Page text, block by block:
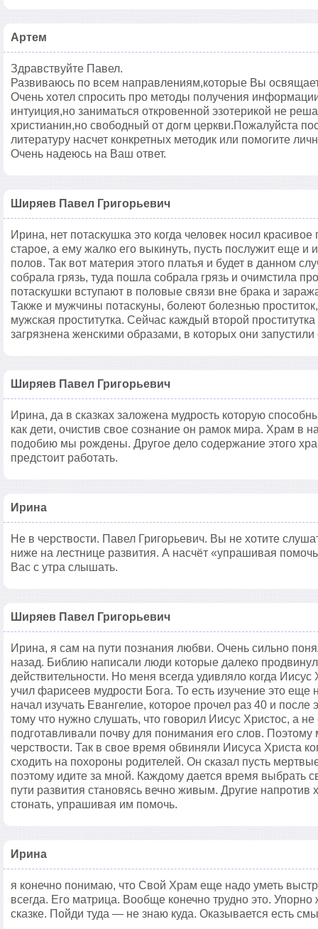
Артем
Здравствуйте Павел.
Развиваюсь по всем направлениям,которые Вы
Очень хотел спросить про методы получения
интуиция,но заниматься откровенной эзотерикой не
христианин,но свободный от догм церкви.Пожалуйста
литературу насчет конкретных методик или помогите
Очень надеюсь на Ваш ответ.
Ширяев Павел Григорьевич
Ирина, нет потаскушка это когда человек носил
старое, а ему жалко его выкинуть, пусть послужит еще и
полов. Так вот материя этого платья и будет в данном
собрала грязь, туда пошла собрала грязь и очимстила
потаскушки вступают в половые связи вне брака и
Также и мужчины потаскуны, болеют болезнью проститок,
мужская проститутка. Сейчас каждый второй
загрязнена женскими образами, в которых они
Ширяев Павел Григорьевич
Ирина, да в сказках заложена мудрость которую
как дети, очистив свое сознание он рамок мира. Храм в
подобию мы рождены. Другое дело содержание этого
предстоит работать.
Ирина
Не в черствости. Павел Григорьевич. Вы не хотите
ниже на лестнице развития. А насчёт «упрашивая
Вас с утра слышать.
Ширяев Павел Григорьевич
Ирина, я сам на пути познания любви. Очень сильно
назад. Библию написали люди которые далеко
действительности. Но меня всегда удивляло когда
учил фарисеев мудрости Бога. То есть изучение это еще
начал изучать Евангелие, которое прочел раз 40 и после
тому что нужно слушать, что говорил Иисус Христос, а
подготавливали почву для понимания его слов.
черствости. Так в свое время обвиняли Иисуса Христа
сходить на похороны родителей. Он сказал пусть
поэтому идите за мной. Каждому дается время выбрать
пути развития становясь вечно живым. Другие напротив
стонать, упрашивая им помочь.
Ирина
я конечно понимаю, что Свой Храм еще надо уметь
всегда. Его матрица. Вообще конечно трудно это. Упорно
сказке. Пойди туда — не знаю куда. Оказывается есть